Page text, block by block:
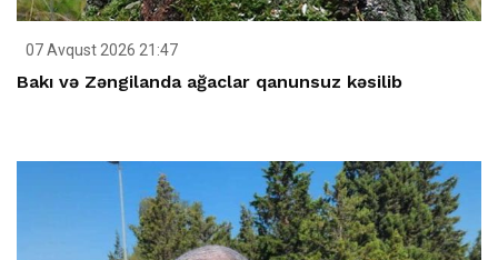
07 Avqust 2026 21:47
Bakı və Zəngilanda ağaclar qanunsuz kəsilib